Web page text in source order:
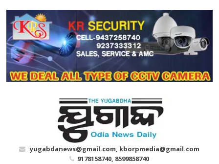
content
yugabdanews@gmail.com, kborpmedia@gmail.com
9178158740, 8599858740